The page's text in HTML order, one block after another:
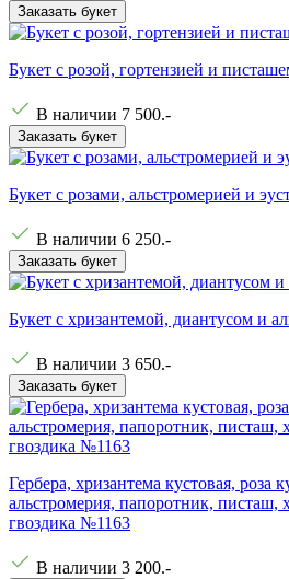
Заказать букет
Букет с розой, гортензией и
В наличии 7 500.-
Заказать букет
Букет с розами, альстромерией и
В наличии 6 250.-
Заказать букет
Букет с хризантемой, диантусом и
В наличии 3 650.-
Заказать букет
Гербера, хризантема кустовая, роза
альстромерия, папоротник, писташ,
гвоздика №1163
В наличии 3 200.-